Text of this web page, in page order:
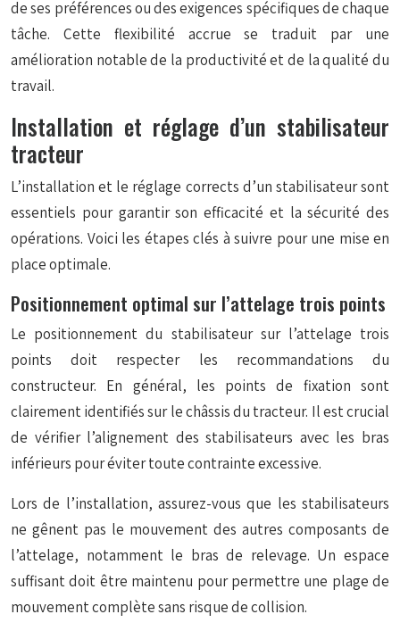
de ses préférences ou des exigences spécifiques de chaque
tâche. Cette flexibilité accrue se traduit par une
amélioration notable de la productivité et de la qualité du
travail.
Installation et réglage d’un stabilisateur
tracteur
L’installation et le réglage corrects d’un stabilisateur sont
essentiels pour garantir son efficacité et la sécurité des
opérations. Voici les étapes clés à suivre pour une mise en
place optimale.
Positionnement optimal sur l’attelage trois points
Le positionnement du stabilisateur sur l’attelage trois
points doit respecter les recommandations du
constructeur. En général, les points de fixation sont
clairement identifiés sur le châssis du tracteur. Il est crucial
de vérifier l’alignement des stabilisateurs avec les bras
inférieurs pour éviter toute contrainte excessive.
Lors de l’installation, assurez-vous que les stabilisateurs
ne gênent pas le mouvement des autres composants de
l’attelage, notamment le bras de relevage. Un espace
suffisant doit être maintenu pour permettre une plage de
mouvement complète sans risque de collision.